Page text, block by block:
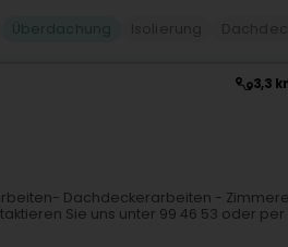
3,3
Dachdeckerarbeiten -
Sie uns unter 99 46 53 oder per